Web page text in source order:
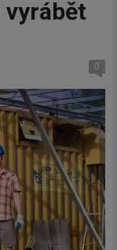
vyrábět
0